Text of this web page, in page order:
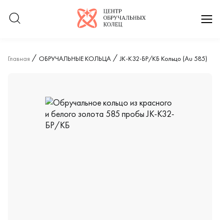
Логотип компании
Главная ОБРУЧАЛЬНЫЕ КОЛЬЦА JK-К32-БР/КБ Кольцо (Au 585)